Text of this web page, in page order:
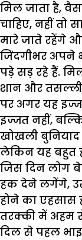
मिल जाता है,
चाहिए, नहीं तो
मारे जाते रहेंगे
जिंदगीभर अपने
पड़े सड़ रहे हैं.
शान और तसल्ली
पर अगर यह
इज्जत नहीं,
खोखली
लेकिन यह बहुत
जिस दिन लोग
हक देने लगेंगे,
होने का
तरक्की में अहम
दिल से पहल